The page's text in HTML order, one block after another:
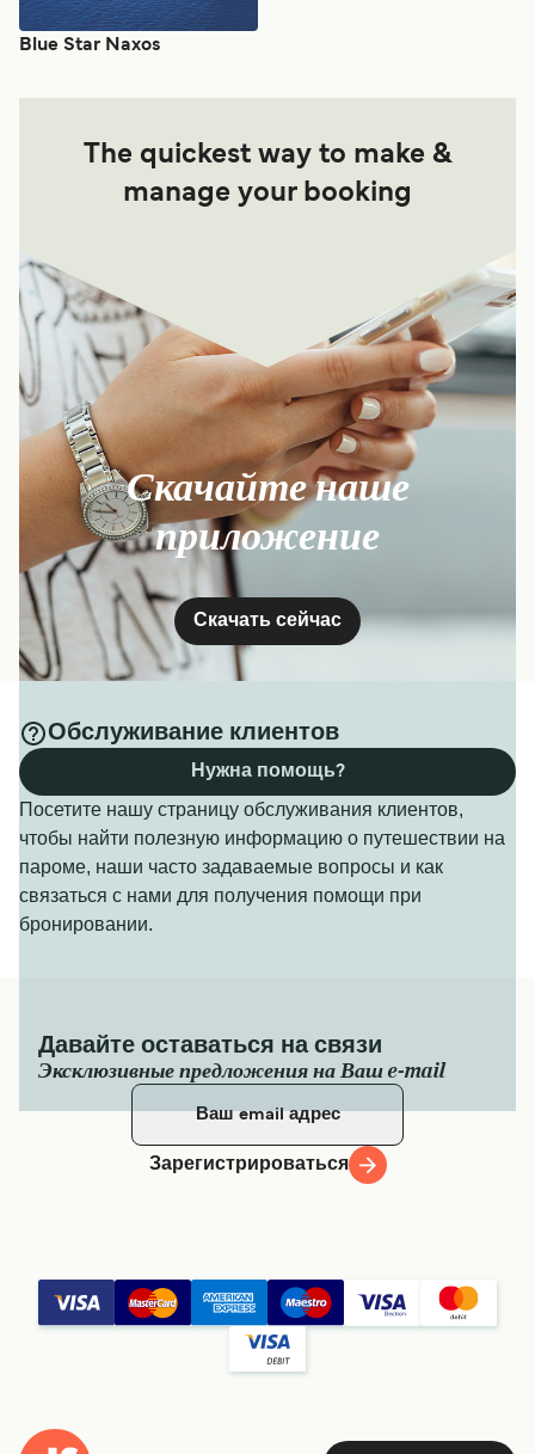
Blue Star Naxos
The quickest way to make &
manage your booking
Скачайте наше
приложение
Скачать сейчас
Обслуживание клиентов
Посетите нашу страницу обслуживания клиентов,
чтобы найти полезную информацию о путешествии на
пароме, наши часто задаваемые вопросы и как
связаться с нами для получения помощи при
бронировании.
Нужна помощь?
Давайте оставаться на связи
Эксклюзивные предложения на Ваш e-mail
Зарегистрироваться